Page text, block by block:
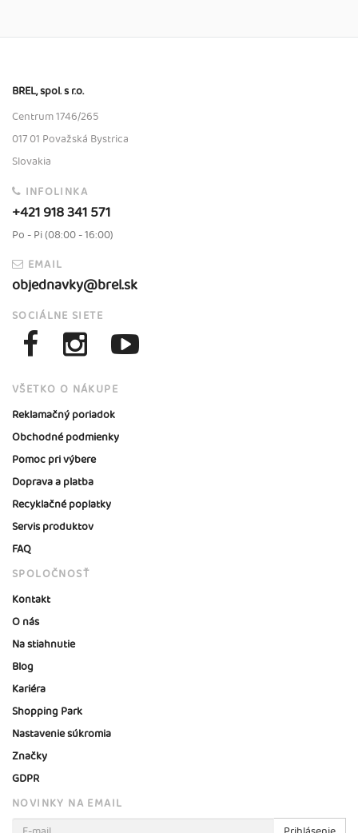
BREL, spol. s r.o.
Centrum 1746/265
017 01 Považská Bystrica
Slovakia
INFOLINKA
+421 918 341 571
Po - Pi (08:00 - 16:00)
EMAIL
objednavky@brel.sk
SOCIÁLNE SIETE
VŠETKO O NÁKUPE
Reklamačný poriadok
Obchodné podmienky
Pomoc pri výbere
Doprava a platba
Recyklačné poplatky
Servis produktov
FAQ
SPOLOČNOSŤ
Kontakt
O nás
Na stiahnutie
Blog
Kariéra
Shopping Park
Nastavenie súkromia
Značky
GDPR
NOVINKY NA EMAIL